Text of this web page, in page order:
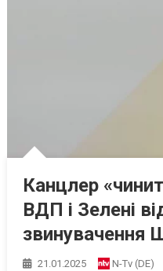
Канцлер
ВДП і Зелені
звинувачення
21.01.2025 N-Tv (DE)